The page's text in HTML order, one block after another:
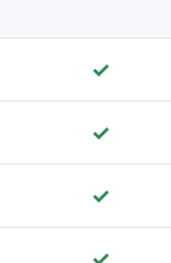
✓
✓
✓